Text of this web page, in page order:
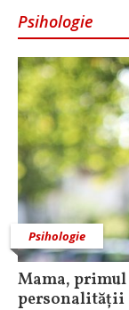
Psihologie
Psihologie
Mama,
personalității